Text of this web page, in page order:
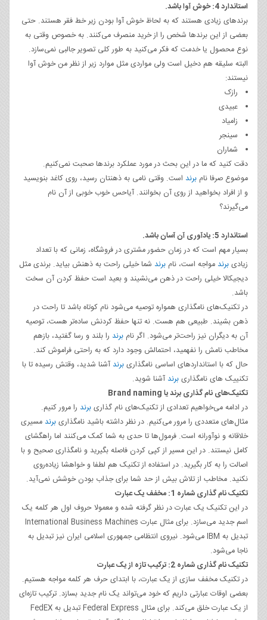
استاندارد 4: خوش آوا باشد.
برندهای زیادی هستند که به لحاظ خوش آوا بودن زیر خط فقر هستند. حتی
بعضی از این برندها شخص را از خرید منصرف می‌کنند. به خصوص وقتی به
نوع محصول یا خدمت که فکر می‌کنید به طور کلی تصویر جالبی نمی‌سازد.
البته سلیقه هم دخیل است ولی مواردی مثل موارد زیر از نظر من خوش آوا
نیستند:
رازک
عبیدی
زامیاد
سینجر
شماران
دقت کنید که ما در این بحث در مورد عملکرد برندها صحبت نمی‌کنیم.
موضوع صرفا نام برند است. وقتی نامی به ذهنتان رسید، روی کاغد بنویسید
و از افراد بخواهید از روی آن بخوانند. آیاحس خوب خوبی از آن نام
می‌گیرند؟
استاندارد 5: یادآوری آن آسان باشد.
بسیار مهم است که در زمان حضور مشتری در فروشگاه، زمانی که با تعداد
زیادیبرند مواجه است، نام برند شما خیلی راحت به ذهنش بیاید. برندی مثل
دیجیکالا خیلی راحت در ذهن می‌نشیند و بعید است حفظ کردن آن سخت
باشد.
در تکنیک‌های نامگذاری همواره توصیه می‌شود نام کوتاه باشد تا راحت در
ذهن بشیند. طبیعی هم هست. نه تنها حفظ کردنش ساده‌تر هست، توصیه
آن به دیگران نیز راحت‌تر می‌شود. اگر نام برند را بلند و رسا گفتید، بازهم
مخاطب نامش را نفهمید، احتمالش وجود دارد که به راحتی فراموش کند.
حال که با استانداردهای اساسی نامگذاریبرند آشنا شدید، وقتش رسیده تا با
تکنییک های نامگذاریبرند آشنا شوید.
تکنیک‌های نام گذاری برند یا Brand naming
در ادامه می‌خواهیم تعدادی از تکنیک‌های نام گذاریبرند را مرور کنیم.
مثال‌های متعددی را مرور می‌کنیم. در نظر داشته باشید نامگذاریبرند مسیری
خلاقانه و نوآورانه است. فرمول‌ها تا حدی به شما کمک می‌کنند اما راهگشای
کامل نیستند. در این مسیر از کپی کردن فاصله بگیرید و نامگذاری صحیح و با
اصالت را به کار بگیرید. در استفاده از تکنیک هم لطفا و خواهشا زیاده‌روی
نکنید. مخاطب از تلاش بیش از حد شما برای جذاب بودن خوشش نمی‌آید.
تکنیک نام گذاری شماره 1: مخفف یک عبارت
در این تکنیک یک عبارت در نظر گرفته شده و معمولا حروف اول هر کلمه یک
اسم جدید می‌سازد. برای مثال عبارت International Business Machines
تبدیل به IBM می‌شود. نیروی انتظامی جمهوری اسلامی ایران نیز تبدیل به
ناجا می‌شود.
تکنیک نام گذاری شماره 2: ترکیب تازه از یک عبارت
در تکنیک مخفف سازی از یک عبارت، با ابتدای حرف هر کلمه مواجه هستیم.
بعضی اوقات عبارتی داریم که خود می‌تواند یک نام جدید بسازد. ترکیب تازه‌ای
از یک عبارت خلق می‌کند. برای مثال Federal Express تبدیل به FedEX